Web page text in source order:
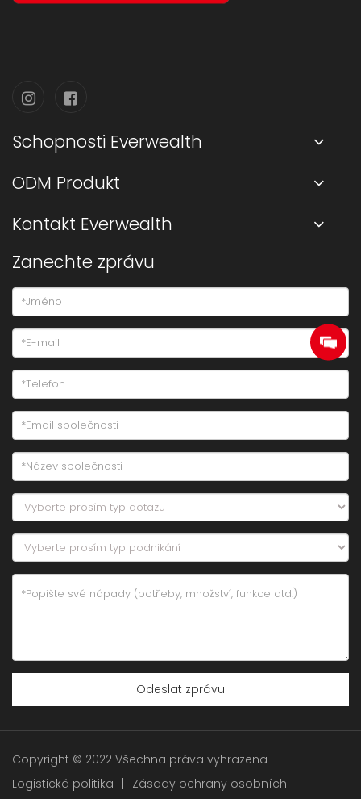
Schopnosti Everwealth
ODM Produkt
Kontakt Everwealth
Zanechte zprávu
Odeslat zprávu
Copyright © 2022 Všechna práva vyhrazena
Logistická politika
Zásady ochrany osobních